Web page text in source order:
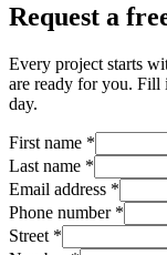
Request a
Every project starts
are ready for you.
day.
First name *
Last name *
Email address *
Phone number *
Street *